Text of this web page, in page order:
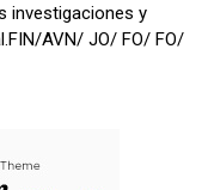
investigaciones y
AVN/ JO/ FO/ FO/